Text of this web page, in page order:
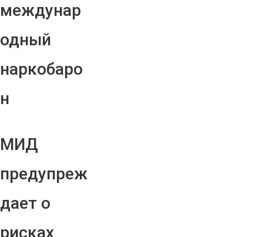
междунар
одный
наркобаро
н
МИД
предупреж
дает о
рисках